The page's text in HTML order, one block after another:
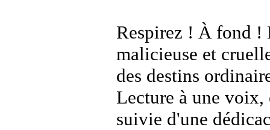
Respirez ! À fond !
malicieuse et
des destins
Lecture à une voix,
suivie d'une